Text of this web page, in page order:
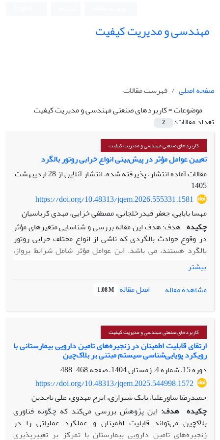
مهندسی و مدیریت کیفیت
صفحه اصلی
فهرست مقالات
موضوعات =کاربردهای صنعتی مهندسی و مدیریت کیفیت
تعداد مقالات:
2
کاربردهای صنعتی مهندسی و مدیریت کیفیت
تعیین عوامل مؤثر در پیش‌بینی انواع خرابی روتور بالگرد
مقالات آماده انتشار، پذیرفته شده، انتشار آنلاین از
28 اردیبهشت
1405
https://doi.org/10.48313/jqem.2026.555331.1581
مهسا بابایی، جعفر قیدرخلجانی، مصطفی خزایی، مهدی کرباسیان
چکیده هدف: هدف این مقاله بررسی و شناسایی متغیرهای مؤثر
در وقوع حوادث بالگردی که ناشی از انواع مختلف خرابی روتور
بالگرد هستند، می باشد. این عوامل مؤثر شامل شرایط پرواز،
شرایط تعمیر و نگهداری و پیکربندی بالگرد است. با این رویکرد،
می‌توان حوادث را به طور مؤثرتری بررسی کرد و ایمنی پرواز را به
طور قابل توجهی بهبود بخشید.
روش‌شناسی پژوهش: با تجزیه و تحلیل ۱۳۵ حادثه خرابی روتور از
هشت کلاس خرابی شناسایی شد. با نظرسنجی از متخصصان و
بررسی مقالات در زمینه حوادث بالگردی، نه ویژگی به عنوان
عوامل احتمالی موثردر وقوع حوادث بالگردی پیشنهاد شد. اهمیت
این عوامل با کمک پنج روش انتخاب ویژگی بررسی شده است.
حداکثر وزن برخاستن، تعداد ساعات پرواز بعد از آخرین بازرسی،
نوع آخرین بازرسی، توان موتور بالگرد، کل ساعات پروازی، ارتفاع،
سرعت باد، جهت باد و فاز پرواز به عنوان ویژگی‌های ورودی در
نظر گرفته شده‌اند. پنج روش شناخته‌شده انتخاب ویژگی، شامل
ماتریس همبستگی، روش Extreme Gradient Boosting ، اطلاعات
بیشتر
مشاهده مقاله
اصل مقاله 1.08 M
کاربردهای صنعتی مهندسی و مدیریت کیفیت
ارتقای قابلیت اطمینان در زنجیره‌های تامین دارویی بیمارستانی با
رویکرد پویایی‌شناسی سیستم‌ مبتنی بر بلاک‌چین
دوره 15، شماره 4، زمستان 1404، صفحه
468-488
https://doi.org/10.48313/jqem.2025.544998.1572
حمیدرضا ساورعلیا، بابک شیرازی، ایرج مهدوی، علی تاجدین
چکیده هدف: این پژوهش بررسی می‌کند که چگونه فناوری
بلاکچین می‌تواند قابلیت اطمینان و عملکرد عملیاتی را در
زنجیره‌های تامین دارویی بیمارستان با تمرکز بر تغییرپذیری